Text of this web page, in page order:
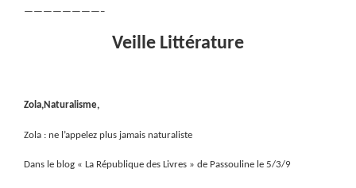
————————–
Veille Littérature
Zola,Naturalisme,
Zola : ne l’appelez plus jamais naturaliste
Dans le blog « La République des Livres » de Passouline le 5/3/9